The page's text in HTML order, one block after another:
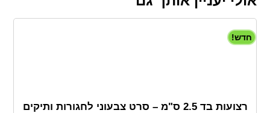
חדש!
רצועות בד 2.5 ס"מ – סרט צבעוני לחגורות ותיקים